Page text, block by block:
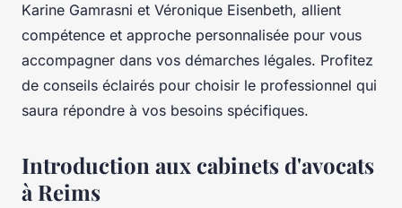
Karine Gamrasni et Véronique Eisenbeth, allient
compétence et approche personnalisée pour vous
accompagner dans vos démarches légales. Profitez
de conseils éclairés pour choisir le professionnel qui
saura répondre à vos besoins spécifiques.
Introduction aux cabinets d'avocats
à Reims